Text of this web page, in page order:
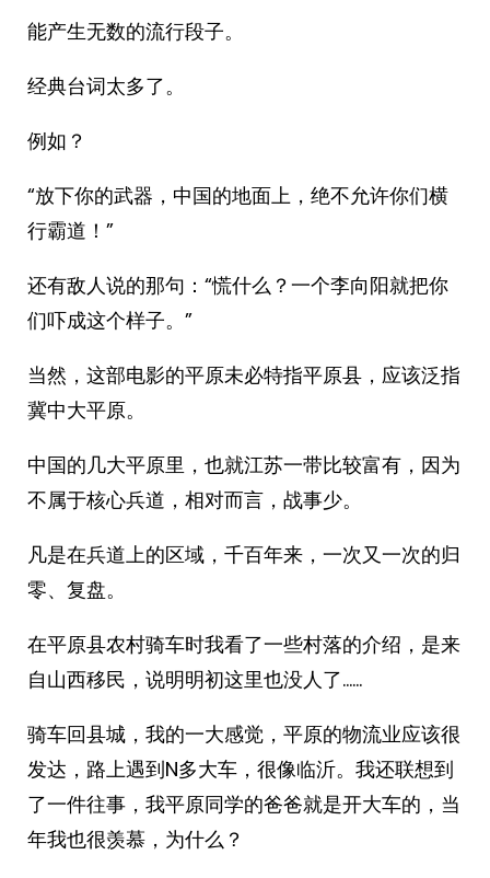
能产生无数的流行段子。
经典台词太多了。
例如？
“放下你的武器，中国的地面上，绝不允许你们横
行霸道！”
还有敌人说的那句：“慌什么？一个李向阳就把你
们吓成这个样子。”
当然，这部电影的平原未必特指平原县，应该泛指
冀中大平原。
中国的几大平原里，也就江苏一带比较富有，因为
不属于核心兵道，相对而言，战事少。
凡是在兵道上的区域，千百年来，一次又一次的归
零、复盘。
在平原县农村骑车时我看了一些村落的介绍，是来
自山西移民，说明明初这里也没人了……
骑车回县城，我的一大感觉，平原的物流业应该很
发达，路上遇到N多大车，很像临沂。我还联想到
了一件往事，我平原同学的爸爸就是开大车的，当
年我也很羡慕，为什么？